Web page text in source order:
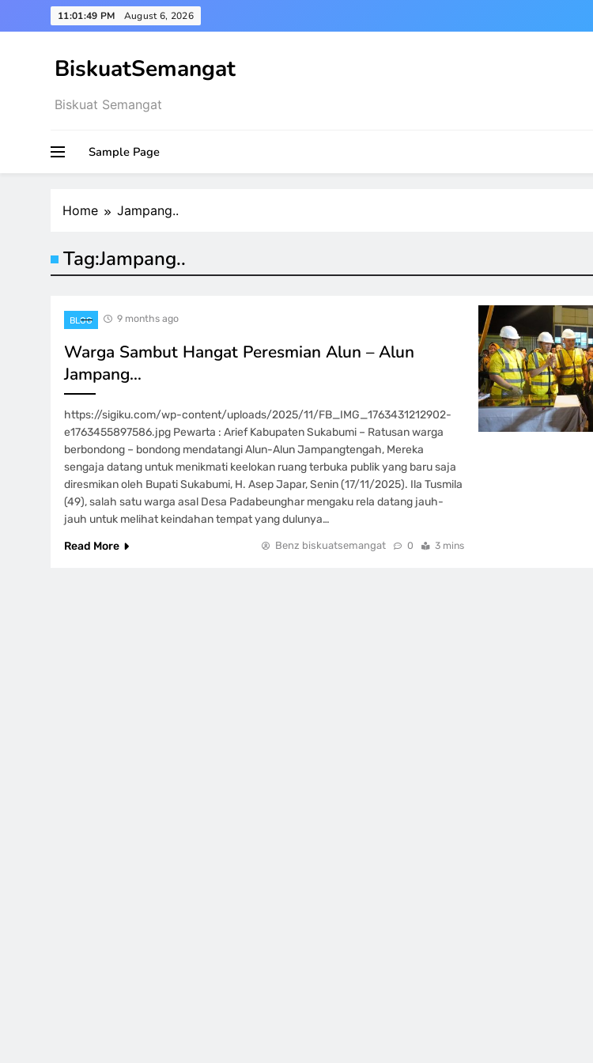
to
11:01:50 PM August 6, 2026
BiskuatSemangat
Biskuat Semangat
Sample Page
Home Jampang..
Tag:Jampang..
BLOG 9 months ago
Warga Sambut Hangat Peresmian Alun – Alun
Jampang…
https://sigiku.com/wp-content/uploads/2025/11/FB_IMG_1763431212902-
e1763455897586.jpg Pewarta : Arief Kabupaten Sukabumi – Ratusan warga
berbondong – bondong mendatangi Alun-Alun Jampangtengah, Mereka
sengaja datang untuk menikmati keelokan ruang terbuka publik yang baru saja
diresmikan oleh Bupati Sukabumi, H. Asep Japar, Senin (17/11/2025). Ila Tusmila
(49), salah satu warga asal Desa Padabeunghar mengaku rela datang jauh-
jauh untuk melihat keindahan tempat yang dulunya…
Read More
Benz biskuatsemangat 0 3 mins